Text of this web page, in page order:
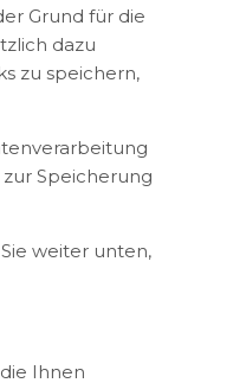
Grund für die
dazu
zu speichern,
Speicherung
weiter unten,
Ihnen